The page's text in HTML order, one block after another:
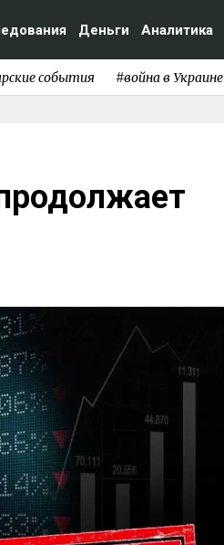
Деньги Аналитика
события #война в Украине